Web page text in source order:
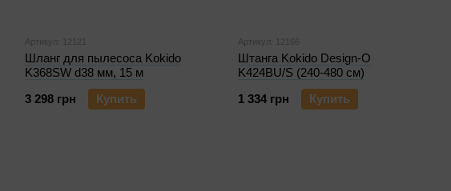
Артикул: 12121
Шланг для пылесоса Kokido
K368SW d38 мм, 15 м
3 298 грн
Купить
Артикул: 12166
Штанга Kokido Design-O
K424BU/S (240-480 см)
1 334 грн
Купить